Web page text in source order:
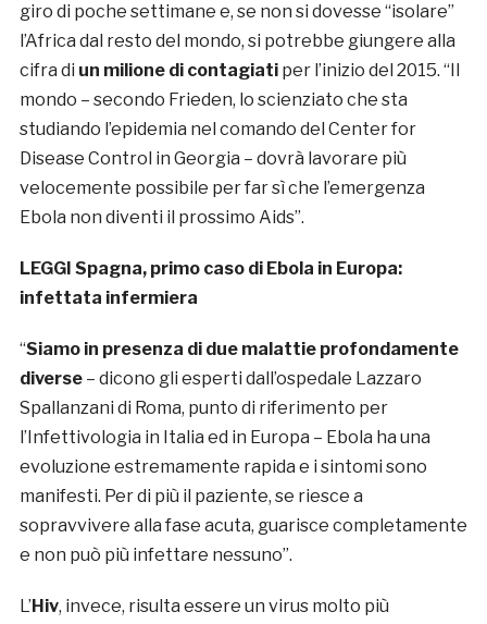
giro di poche settimane e, se non si dovesse “isolare”
l’Africa dal resto del mondo, si potrebbe giungere alla
cifra di un milione di contagiati per l’inizio del 2015. “Il
mondo – secondo Frieden, lo scienziato che sta
studiando l’epidemia nel comando del Center for
Disease Control in Georgia – dovrà lavorare più
velocemente possibile per far sì che l’emergenza
Ebola non diventi il prossimo Aids”.
LEGGI Spagna, primo caso di Ebola in Europa:
infettata infermiera
“Siamo in presenza di due malattie profondamente
diverse– dicono gli esperti dall’ospedale Lazzaro
Spallanzani di Roma, punto di riferimento per
l’Infettivologia in Italia ed in Europa – Ebola ha una
evoluzione estremamente rapida e i sintomi sono
manifesti. Per di più il paziente, se riesce a
sopravvivere alla fase acuta, guarisce completamente
e non può più infettare nessuno”.
L’ Hiv, invece, risulta essere un virus molto più